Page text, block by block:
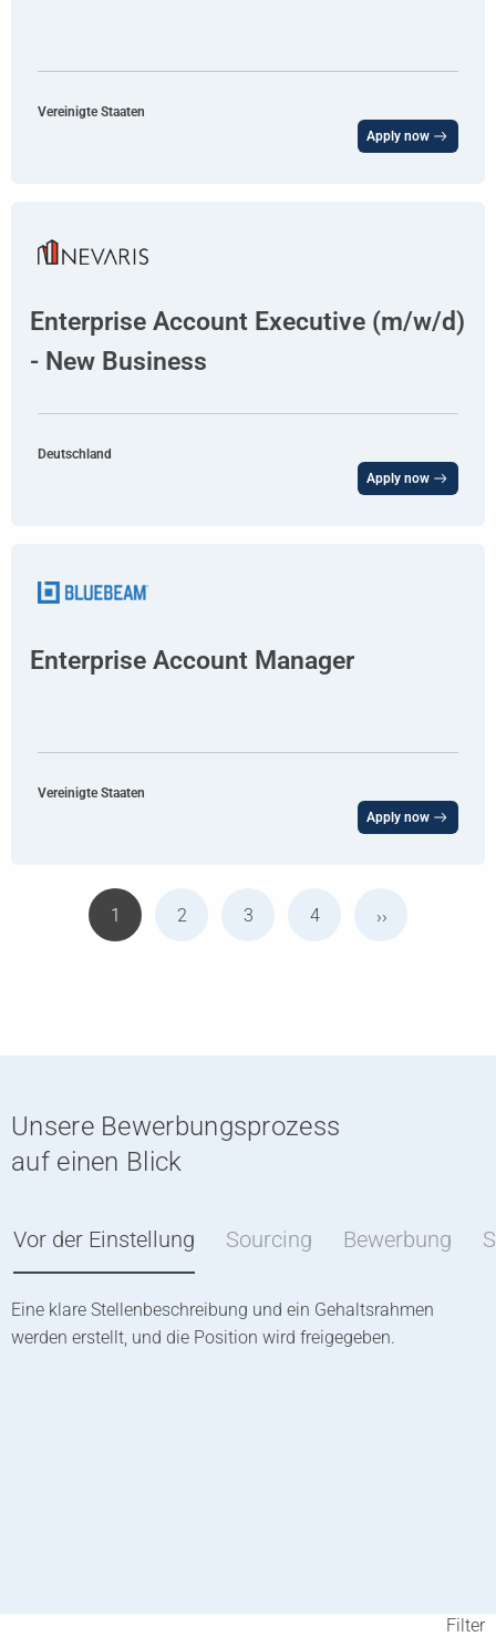
Vereinigte Staaten
Apply now
Enterprise Account Executive (m/w/d)
- New Business
Deutschland
Apply now
Enterprise Account Manager
Vereinigte Staaten
Apply now
1 2 3 4 ››
Unsere Bewerbungsprozess
auf einen Blick
Vor der Einstellung Sourcing Bewerbung
Eine klare Stellenbeschreibung und ein Gehaltsrahmen
werden erstellt, und die Position wird freigegeben.
Filter